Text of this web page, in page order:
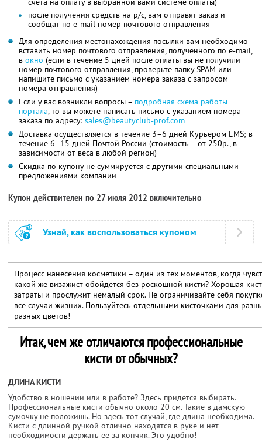
после получения средств на р/с, вам отправят заказ и
сообщат по e-mail номер почтового отправления
Для определения местонахождения посылки вам необходимо
вставить номер почтового отправления, полученного по e-mail,
в окно (если в течение 5 дней после оплаты вы не получили
номер почтового отправления, проверьте папку SPAM или
напишите письмо с указанием номера заказа с запросом
номера отправления)
Если у вас возникли вопросы – подробная схема работы
портала, то вы можете написать письмо с указанием номера
заказа по адресу: sales@beautyclub-prof.com
Доставка осуществляется в течение 3–6 дней Курьером EMS; в
течение 6–15 дней Почтой России (стоимость – от 250р., в
зависимости от веса в любой регион)
Скидка по купону не суммируется с другими специальными
предложениями компании
Купон действителен по 27 июля 2012 включительно
Узнай, как воспользоваться купоном
Процесс нанесения косметики – один из тех моментов, когда
какой же визажист обойдется без роскошной кисти? Хорошая
затраты и прослужит немалый срок. Не ограничивайте себя
все случаи жизни». Пользуйтесь отдельными кисточками для
разных цветов!
Итак, чем же отличаются профессиональные
кисти от обычных?
ДЛИНА КИСТИ
Удобство в ношении или в работе? Здесь придется выбирать.
Профессиональные кисти обычно около 20 см. Такие в дамскую
сумочку не положишь. Но здесь тот случай, где длина необходима.
Кисти с длинной ручкой отлично находятся в руке и нет
необходимости держать ее за кончик. Это удобно!